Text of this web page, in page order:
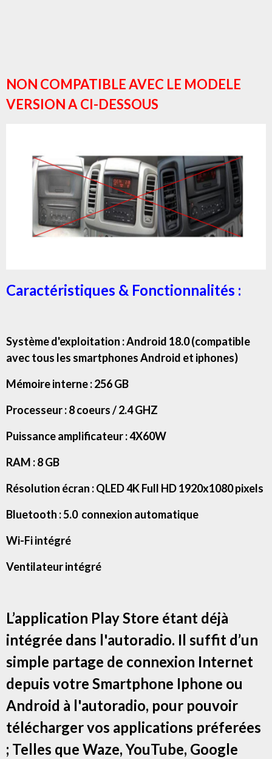
NON COMPATIBLE AVEC LE MODELE
VERSION A CI-DESSOUS
Caractéristiques & Fonctionnalités :
Système d'exploitation : Android 18.0 (compatible
avec tous les smartphones Android et iphones)
Mémoire interne : 256 GB
Processeur : 8 coeurs / 2.4 GHZ
Puissance amplificateur : 4X60W
RAM : 8 GB
Résolution écran : QLED 4K Full HD 1920x1080 pixels
Bluetooth : 5.0 connexion automatique
Wi-Fi intégré
Ventilateur intégré
L’application Play Store étant déjà
intégrée dans l'autoradio. Il suffit d’un
simple partage de connexion Internet
depuis votre Smartphone Iphone ou
Android à l'autoradio, pour pouvoir
télécharger vos applications préferées
; Telles que Waze, YouTube, Google